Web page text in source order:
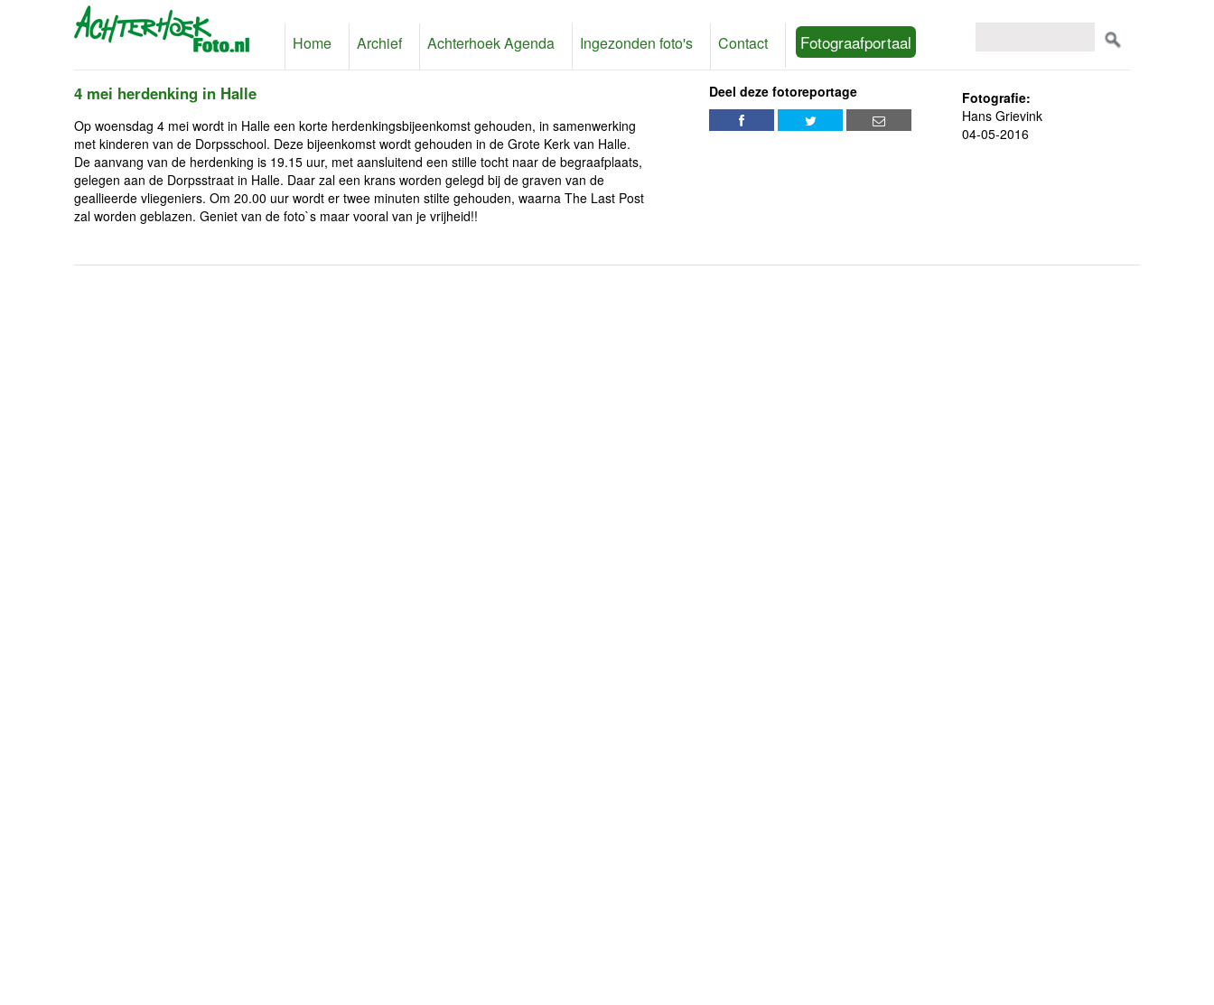
Home Archief Achterhoek Agenda Ingezonden foto's Contact Fotograafportaal
4 mei herdenking in Halle
Op woensdag 4 mei wordt in Halle een korte herdenkingsbijeenkomst gehouden, in samenwerking
met kinderen van de Dorpsschool. Deze bijeenkomst wordt gehouden in de Grote Kerk van Halle.
De aanvang van de herdenking is 19.15 uur, met aansluitend een stille tocht naar de begraafplaats,
gelegen aan de Dorpsstraat in Halle. Daar zal een krans worden gelegd bij de graven van de
geallieerde vliegeniers. Om 20.00 uur wordt er twee minuten stilte gehouden, waarna The Last Post
zal worden geblazen. Geniet van de foto`s maar vooral van je vrijheid!!
Deel deze fotoreportage
Fotografie:
Hans Grievink
04-05-2016